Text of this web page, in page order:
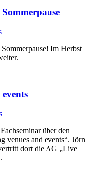
Im Herbst
über den
venues and events“. Jörn
dort die AG „Live